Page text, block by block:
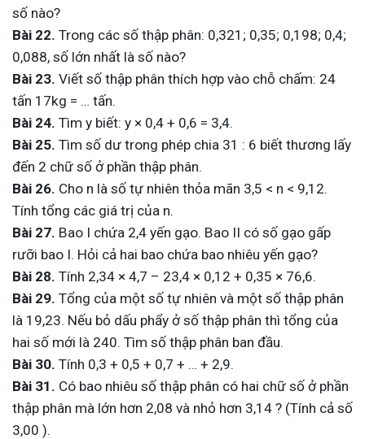
số nào?
Bài 22. Trong các số thập phân: 0,321; 0,35; 0,198; 0,4;
0,088, số lớn nhất là số nào?
Bài 23. Viết số thập phân thích hợp vào chỗ chấm: 24
tấn 17kg = … tấn.
Bài 24. Tìm y biết: y × 0,4 + 0,6 = 3,4.
Bài 25. Tìm số dư trong phép chia 31 : 6 biết thương lấy
đến 2 chữ số ở phần thập phân.
Bài 26. Cho n là số tự nhiên thỏa mãn 3,5 < n < 9,12.
Tính tổng các giá trị của n.
Bài 27. Bao I chứa 2,4 yến gạo. Bao II có số gạo gấp
rưỡi bao I. Hỏi cả hai bao chứa bao nhiêu yến gạo?
Bài 28. Tính 2,34 × 4,7 – 23,4 × 0,12 + 0,35 × 76,6.
Bài 29. Tổng của một số tự nhiên và một số thập phân
là 19,23. Nếu bỏ dấu phẩy ở số thập phân thì tổng của
hai số mới là 240. Tìm số thập phân ban đầu.
Bài 30. Tính 0,3 + 0,5 + 0,7 + … + 2,9.
Bài 31. Có bao nhiêu số thập phân có hai chữ số ở phần
thập phân mà lớn hơn 2,08 và nhỏ hơn 3,14 ? (Tính cả số
3,00 ).